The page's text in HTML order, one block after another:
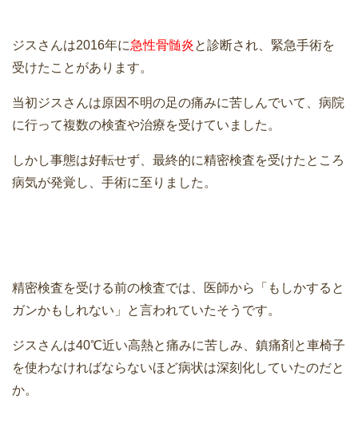
ジスさんは2016年に急性骨髄炎と診断され、緊急手術を
受けたことがあります。
当初ジスさんは原因不明の足の痛みに苦しんでいて、病院
に行って複数の検査や治療を受けていました。
しかし事態は好転せず、最終的に精密検査を受けたところ
病気が発覚し、手術に至りました。
精密検査を受ける前の検査では、医師から「もしかすると
ガンかもしれない」と言われていたそうです。
ジスさんは40℃近い高熱と痛みに苦しみ、鎮痛剤と車椅子
を使わなければならないほど病状は深刻化していたのだと
か。